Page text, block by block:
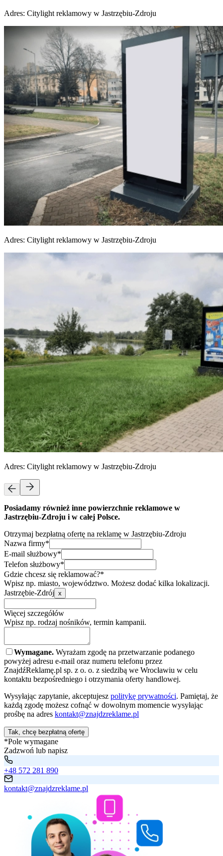
Adres: Citylight reklamowy w Jastrzębiu-Zdroju
Adres: Citylight reklamowy w Jastrzębiu-Zdroju
Adres: Citylight reklamowy w Jastrzębiu-Zdroju
Posiadamy również inne powierzchnie reklamowe w
Jastrzębiu-Zdroju i w całej Polsce.
Otrzymaj bezpłatną ofertę na reklamę w Jastrzębiu-Zdroju
Nazwa firmy*
E-mail służbowy*
Telefon służbowy*
Gdzie chcesz się reklamować?*
Wpisz np. miasto, województwo. Możesz dodać kilka lokalizacji.
Jastrzębie-Zdrój x
Więcej szczegółów
Wpisz np. rodzaj nośników, termin kampanii.
Wymagane. Wyrażam zgodę na przetwarzanie podanego
powyżej adresu e-mail oraz numeru telefonu przez
ZnajdźReklamę.pl sp. z o. o. z siedzibą we Wrocławiu w celu
kontaktu bezpośredniego i otrzymania oferty handlowej.
Wysyłając zapytanie, akceptujesz politykę prywatności. Pamiętaj, że
każdą zgodę możesz cofnąć w dowolnym momencie wysyłając
prośbę na adres kontakt@znajdzreklame.pl
Tak, chcę bezpłatną ofertę
*Pole wymagane
Zadzwoń lub napisz
+48 572 281 890
kontakt@znajdzreklame.pl